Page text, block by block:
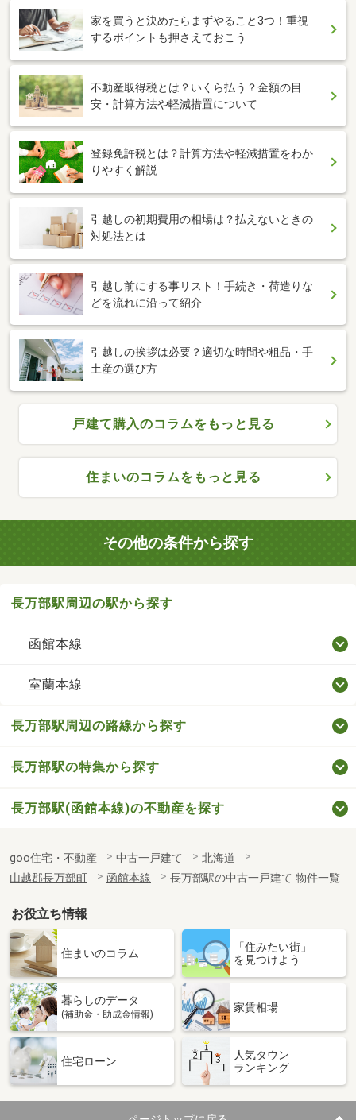
家を買うと決めたらまずやること3つ！重視
するポイントも押さえておこう
不動産取得税とは？いくら払う？金額の目
安・計算方法や軽減措置について
登録免許税とは？計算方法や軽減措置をわか
りやすく解説
引越しの初期費用の相場は？払えないときの
対処法とは
引越し前にする事リスト！手続き・荷造りな
どを流れに沿って紹介
引越しの挨拶は必要？適切な時間や粗品・手
土産の選び方
戸建て購入のコラムをもっと見る
住まいのコラムをもっと見る
その他の条件から探す
長万部駅周辺の駅から探す
函館本線
室蘭本線
長万部駅周辺の路線から探す
長万部駅の特集から探す
長万部駅(函館本線)の不動産を探す
goo住宅・不動産 中古一戸建て
北海道
山越郡長万部町
函館本線 長万部駅の中古一戸建て 物件一覧
お役立ち情報
住まいのコラム
「住みたい街」
を見つけよう
暮らしのデータ
(補助金・助成金情報)
家賃相場
住宅ローン
人気タウン
ランキング